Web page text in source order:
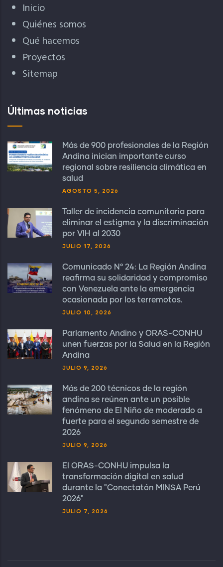
Inicio
Quiénes somos
Qué hacemos
Proyectos
Sitemap
Últimas noticias
Más de 900 profesionales de la Región
Andina inician importante curso
regional sobre resiliencia climática en
salud
AGOSTO 5, 2026
Taller de incidencia comunitaria para
eliminar el estigma y la discriminación
por VIH al 2030
JULIO 17, 2026
Comunicado N° 24: La Región Andina
reafirma su solidaridad y compromiso
con Venezuela ante la emergencia
ocasionada por los terremotos.
JULIO 10, 2026
Parlamento Andino y ORAS-CONHU
unen fuerzas por la Salud en la Región
Andina
JULIO 9, 2026
Más de 200 técnicos de la región
andina se reúnen ante un posible
fenómeno de El Niño de moderado a
fuerte para el segundo semestre de
2026
JULIO 9, 2026
El ORAS-CONHU impulsa la
transformación digital en salud
durante la "Conectatón MINSA Perú
2026"
JULIO 7, 2026